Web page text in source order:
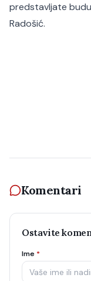
predstavljate
Radošić.
Komentari
Ostavite
Ime *